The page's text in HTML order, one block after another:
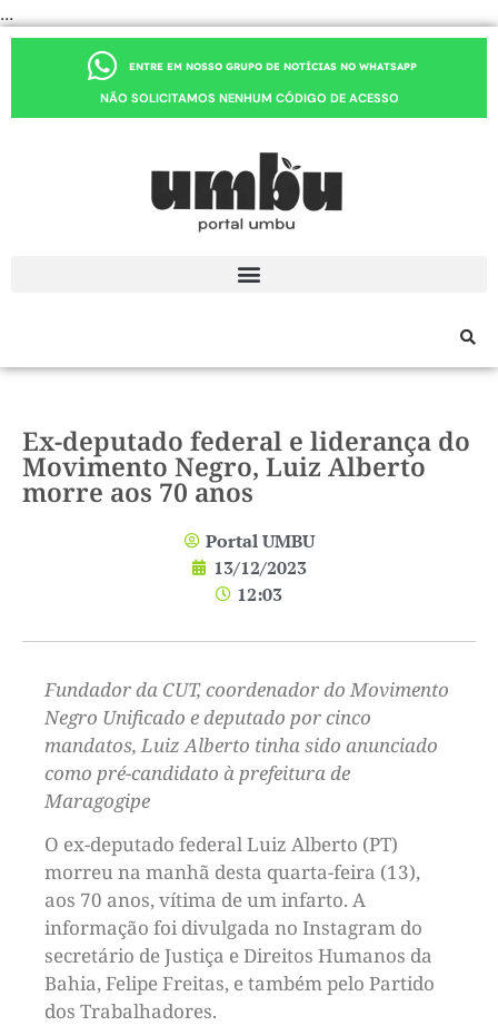
...
ENTRE EM NOSSO GRUPO DE NOTÍCIAS NO WHATSAPP
NÃO SOLICITAMOS NENHUM CÓDIGO DE ACESSO
Ex-deputado federal e liderança do
Movimento Negro, Luiz Alberto
morre aos 70 anos
Portal UMBU
13/12/2023
12:03
Fundador da CUT, coordenador do Movimento
Negro Unificado e deputado por cinco
mandatos, Luiz Alberto tinha sido anunciado
como pré-candidato à prefeitura de
Maragogipe
O ex-deputado federal Luiz Alberto (PT)
morreu na manhã desta quarta-feira (13),
aos 70 anos, vítima de um infarto. A
informação foi divulgada no Instagram do
secretário de Justiça e Direitos Humanos da
Bahia, Felipe Freitas, e também pelo Partido
dos Trabalhadores.